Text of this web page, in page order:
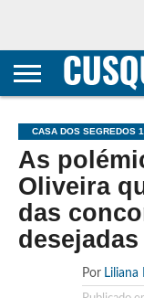
CONTACTOS
HOME
POLÍTICA DE
E COOKIES
SOBRE
TERMOS E
TRANSPARÊNCIA
METODOLOGIA
CASA DOS SEGREDOS
As
Oliveira
das
Por Liliana